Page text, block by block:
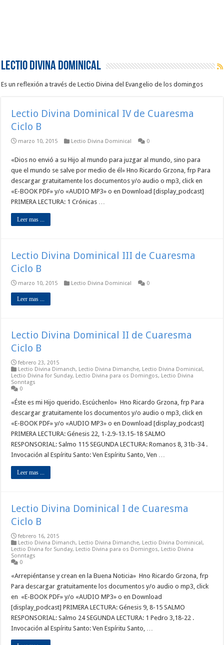
Lectio Divina Dominical
Es un reflexión a través de Lectio Divina del Evangelio de los domingos
Lectio Divina Dominical IV de Cuaresma
Ciclo B
marzo 10, 2015 Lectio Divina Dominical 0
«Dios no envió a su Hijo al mundo para juzgar al mundo, sino para
que el mundo se salve por medio de él» Hno Ricardo Grzona, frp Para
descargar gratuitamente los documentos y/o audio o mp3, click en
«E-BOOK PDF» y/o «AUDIO MP3» o en Download [display_podcast]
PRIMERA LECTURA: 1 Crónicas …
Leer mas ...
Lectio Divina Dominical III de Cuaresma
Ciclo B
marzo 10, 2015 Lectio Divina Dominical 0
Leer mas ...
Lectio Divina Dominical II de Cuaresma
Ciclo B
febrero 23, 2015
Lectio Divina Dimanch, Lectio Divina Dimanche, Lectio Divina Dominical,
Lectio Divina for Sunday, Lectio Divina para os Domingos, Lectio Divina
Sonntags
0
«Éste es mi Hijo querido. Escúchenlo» Hno Ricardo Grzona, frp Para
descargar gratuitamente los documentos y/o audio o mp3, click en
«E-BOOK PDF» y/o «AUDIO MP3» o en Download [display_podcast]
PRIMERA LECTURA: Génesis 22, 1-2.9-13.15-18 SALMO
RESPONSORIAL: Salmo 115 SEGUNDA LECTURA: Romanos 8, 31b-34 .
Invocación al Espíritu Santo: Ven Espíritu Santo, Ven …
Leer mas ...
Lectio Divina Dominical I de Cuaresma
Ciclo B
febrero 16, 2015
Lectio Divina Dimanch, Lectio Divina Dimanche, Lectio Divina Dominical,
Lectio Divina for Sunday, Lectio Divina para os Domingos, Lectio Divina
Sonntags
0
«Arrepiéntanse y crean en la Buena Noticia» Hno Ricardo Grzona, frp
Para descargar gratuitamente los documentos y/o audio o mp3, click
en «E-BOOK PDF» y/o «AUDIO MP3» o en Download
[display_podcast] PRIMERA LECTURA: Génesis 9, 8-15 SALMO
RESPONSORIAL: Salmo 24 SEGUNDA LECTURA: 1 Pedro 3,18-22 .
Invocación al Espíritu Santo: Ven Espíritu Santo, …